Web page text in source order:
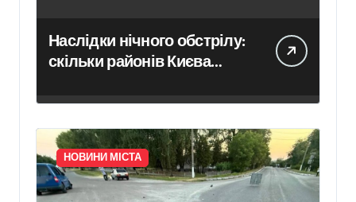
Наслідки нічного обстрілу:
скільки районів Києва
НОВИНИ МІСТА